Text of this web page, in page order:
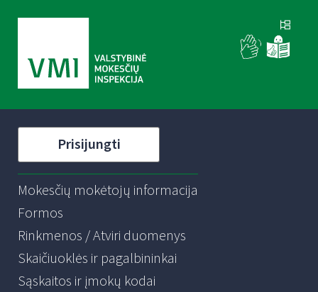
Prisijungti
Mokesčių mokėtojų informacija
Formos
Rinkmenos / Atviri duomenys
Skaičiuoklės ir pagalbininkai
Sąskaitos ir įmokų kodai